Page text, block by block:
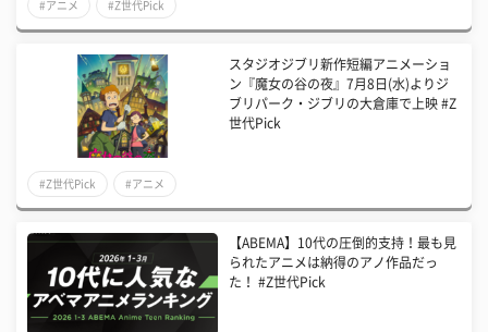
#アニメ #Z世代Pick
スタジオジブリ新作短編アニメーショ
ン『魔女の谷の夜』7月8日(水)よりジ
ブリパーク・ジブリの大倉庫で上映 #Z
世代Pick
#Z世代Pick #アニメ
【ABEMA】10代の圧倒的支持！最も見
られたアニメは納得のアノ作品だっ
た！ #Z世代Pick